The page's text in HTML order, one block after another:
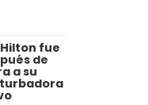
fue
de
a su